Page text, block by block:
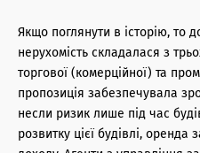
Якщо поглянути в історію, то
нерухомість складалася з
торгової (комерційної) та
пропозиція забезпечувала
несли ризик лише під час
розвитку цієї будівлі, оренда